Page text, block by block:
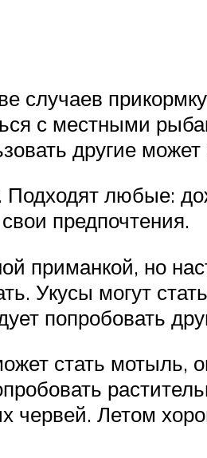
случаев
с местными
другие
Подходят любые:
предпочтения.
приманкой, но
Укусы могут
попробовать
стать мотыль,
червей. Летом